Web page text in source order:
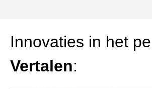
Innovaties in het
Vertalen: